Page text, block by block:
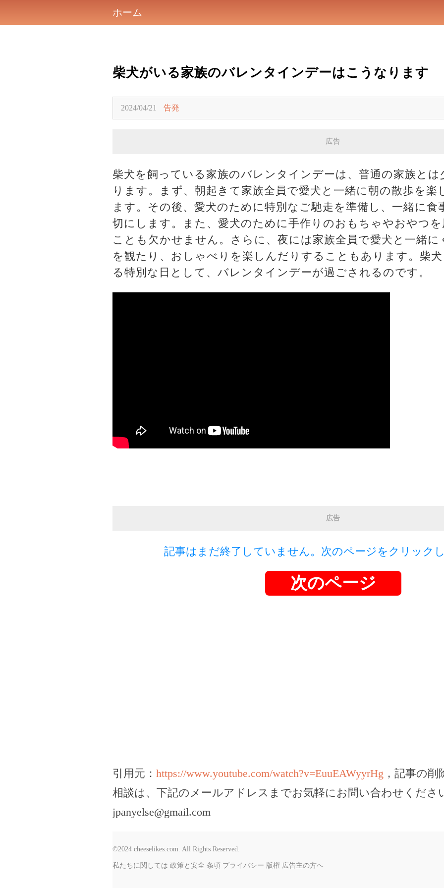
ホーム
柴犬がいる家族のバレンタインデーはこうなります
2024/04/21 告発
広告
柴犬を飼っている家族のバレンタインデーは、普通の家族とは
ります。まず、朝起きて家族全員で愛犬と一緒に朝の散歩を楽
ます。その後、愛犬のために特別なご馳走を準備し、一緒に食
切にします。また、愛犬のために手作りのおもちゃやおやつ
ことも欠かせません。さらに、夜には家族全員で愛犬と一緒
を観たり、おしゃべりを楽しんだりすることもあります。柴
る特別な日として、バレンタインデーが過ごされるのです。
広告
記事はまだ終了していません。次のページをクリック
次のページ
引用元： https://www.youtube.com/watch?v=EuuEAWyyrHg ，記事の
相談は、下記のメールアドレスまでお気軽にお問い合わせくださ
jpanyelse@gmail.com
©2024 cheeselikes.com. All Rights Reserved.
私たちに関しては 政策と安全 条項 プライバシー 版権 広告主の方へ